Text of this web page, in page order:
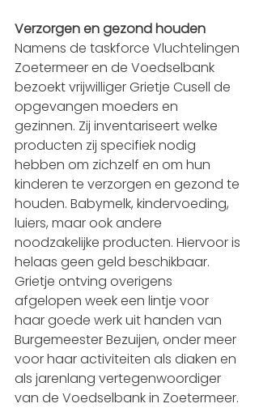
Verzorgen en gezond houden
Namens de taskforce Vluchtelingen
Zoetermeer en de Voedselbank
bezoekt vrijwilliger Grietje Cusell de
opgevangen moeders en
gezinnen. Zij inventariseert welke
producten zij specifiek nodig
hebben om zichzelf en om hun
kinderen te verzorgen en gezond te
houden. Babymelk, kindervoeding,
luiers, maar ook andere
noodzakelijke producten. Hiervoor is
helaas geen geld beschikbaar.
Grietje ontving overigens
afgelopen week een lintje voor
haar goede werk uit handen van
Burgemeester Bezuijen, onder meer
voor haar activiteiten als diaken en
als jarenlang vertegenwoordiger
van de Voedselbank in Zoetermeer.